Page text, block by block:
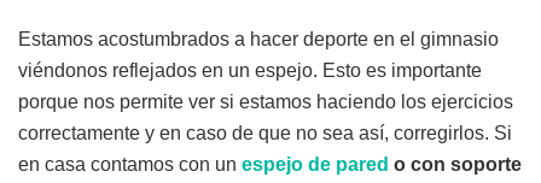
Estamos acostumbrados a hacer deporte en el gimnasio
viéndonos reflejados en un espejo. Esto es importante
porque nos permite ver si estamos haciendo los ejercicios
correctamente y en caso de que no sea así, corregirlos. Si
en casa contamos con un espejo de pared o con soporte